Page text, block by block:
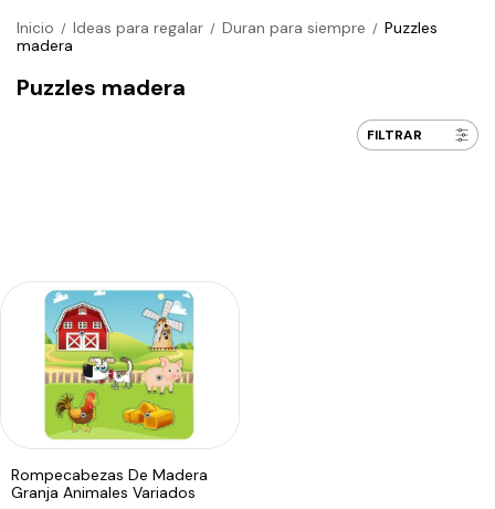
Inicio / Ideas para regalar / Duran para siempre / Puzzles
madera
Puzzles madera
FILTRAR
Rompecabezas De Madera
Granja Animales Variados